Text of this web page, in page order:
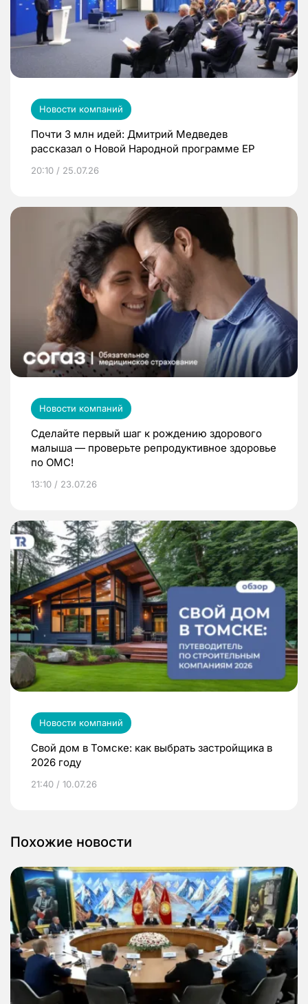
Новости компаний
Почти 3 млн идей: Дмитрий Медведев
рассказал о Новой Народной программе ЕР
20:10 / 25.07.26
Новости компаний
Сделайте первый шаг к рождению здорового
малыша — проверьте репродуктивное здоровье
по ОМС!
13:10 / 23.07.26
Новости компаний
Свой дом в Томске: как выбрать застройщика в
2026 году
21:40 / 10.07.26
Похожие новости